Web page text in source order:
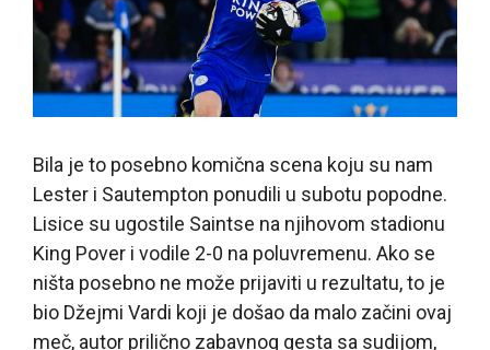
Bila je to posebno komična scena koju su nam
Lester i Sautempton ponudili u subotu popodne.
Lisice su ugostile Saintse na njihovom stadionu
King Pover i vodile 2-0 na poluvremenu. Ako se
ništa posebno ne može prijaviti u rezultatu, to je
bio Džejmi Vardi koji je došao da malo začini ovaj
meč, autor prilično zabavnog gesta sa sudijom,